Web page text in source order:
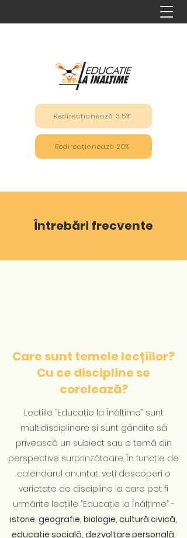
Redirecționează 3,5%
Redirecționează 20%
Întrebări frecvente
Care sunt temele lecțiilor?
Cu ce discipline se
corelează?
Lecțiile ”Educație la Înălțime” sunt
multidisciplinare și sunt gândite să
privească un subiect sau o temă din
perspective surprinzătoare. În funcție de
calendarul anunțat, veți descoperi o
varietate de discipline la care pot fi
urmărite lecțiile ”Educație la Înălțime” -
istorie, geografie, biologie, cultură civică,
educație socială, dezvoltare personală,